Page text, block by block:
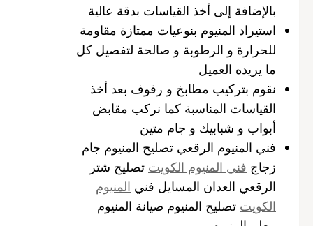
بالإضافة إلى أخذ القياسات بدقة عالية
استيراد المنيوم بنوعيات ممتازة مقاومة
للحرارة و الرطوبة و صالحة لتفصيل كل
ما يريده العميل
نقوم بتركيب مطابخ و رفوف بعد أخذ
القياسات المناسبة كما نركب مقابض
أبواب و شبابيك و جام متين
فني المنيوم الرقعي تصليح المنيوم جام
زجاج فني المنيوم الكويت تصليح شتر
الرقعي العدان المسايل فني المنيوم
الكويت تصليح المنيوم صيانة المنيوم